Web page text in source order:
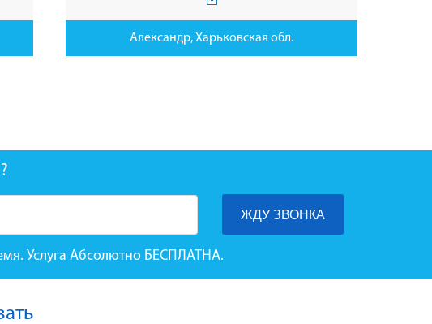
Александр, Харьковская обл.
Услуга Абсолютно БЕСПЛАТНА.